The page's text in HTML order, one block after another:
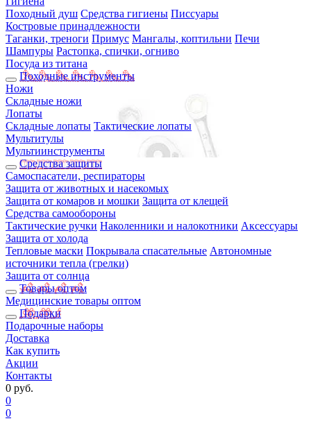
Походный душ Средства гигиены Писсуары
Костровые принадлежности
Таганки, треноги Примус Мангалы, коптильни Печи
Шампуры Растопка, спички, огниво
Посуда из титана
Походные инструменты
Ножи
Складные ножи
Лопаты
Складные лопаты Тактические лопаты
Мультитулы
Мультиинструменты
Средства защиты
Самоспасатели, респираторы
Защита от животных и насекомых
Защита от комаров и мошки Защита от клещей
Средства самообороны
Тактические ручки Наколенники и налокотники Аксессуары
Защита от холода
Тепловые маски Покрывала спасательные Автономные
источники тепла (грелки)
Защита от солнца
Товары оптом
Медицинские товары оптом
Подарки
Подарочные наборы
Доставка
Как купить
Акции
Контакты
0 руб.
0
0